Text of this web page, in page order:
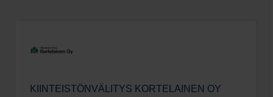
KIINTEISTÖNVÄLITYS KORTELAINEN OY